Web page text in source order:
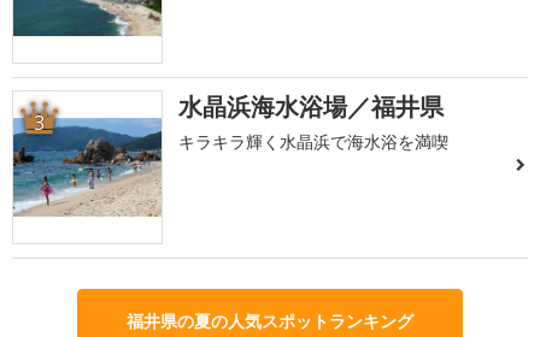
3 水晶浜海水浴場／福井県
キラキラ輝く水晶浜で海水浴を満喫
福井県の夏の人気スポットランキング